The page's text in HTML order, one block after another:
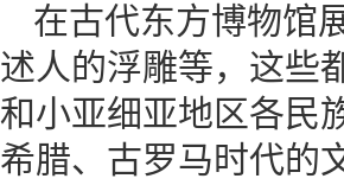
在古代东方博物馆
述人的浮雕等，这些
和小亚细亚地区各民
希腊、古罗马时代的